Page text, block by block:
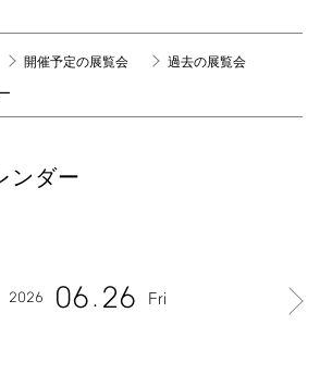
開催予定の展覧会 過去の展覧会
ンダー
2026 06 26 Fri